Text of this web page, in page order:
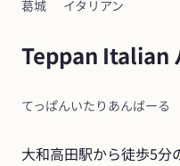
葛城 イタリアン
Teppan Italian
てっぱんいたりあんばーる
大和高田駅から徒歩5